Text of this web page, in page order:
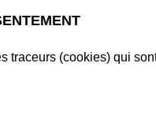
traceurs (cookies) qui